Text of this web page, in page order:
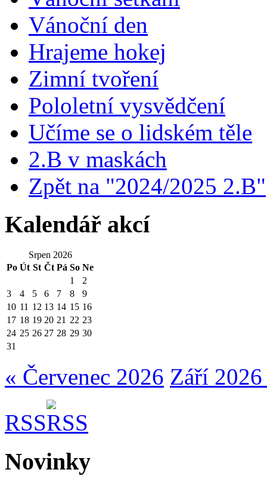
Vánoční den
Hrajeme hokej
Zimní tvoření
Pololetní vysvědčení
Učíme se o lidském těle
2.B v maskách
Zpět na "2024/2025 2.B"
Kalendář akcí
Srpen 2026
Po Út St Čt Pá So Ne
1
2
3
4 5 6 7 8
9
10 11 12 13 14 15 16
17 18 19 20 21 22 23
24 25 26 27 28 29 30
31
« Červenec 2026 Září
RSS
Novinky